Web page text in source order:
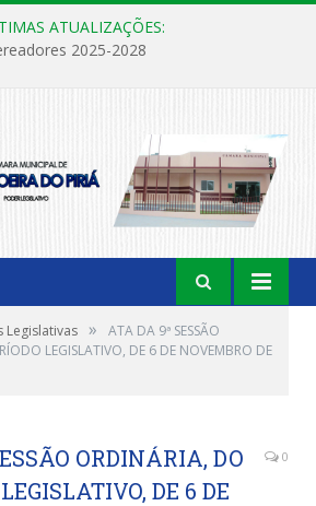
ATUALIZAÇÕES:
2025-2028
Legislativas »
ATA DA 9ª SESSÃO
LEGISLATIVO, DE 6 DE NOVEMBRO DE
ORDINÁRIA, DO
DE 6 DE
0